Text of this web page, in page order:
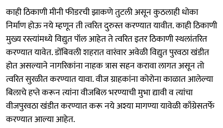
काही ठिकाणी मीनी फीडरची झाकणे तुटली असून कुठलाही धोका
निर्माण होऊ नये म्हणून ती त्वरित दुरुस्त करण्यात यावीत. काही ठिकाणी
मुख्य रस्त्यांमध्ये विद्युत पॉल आहेत ते त्वरित इतर ठिकाणी स्थलांतरित
करण्यात यावेत. डोंबिवली शहरात वारंवार अवेळी विद्युत पुरवठा खंडीत
होत असल्याने नागरिकांना नाहक त्रास सहन करावा लागत असून तो
त्वरित सुरळीत करण्यात यावा. वीज ग्राहकांना कोरोना काळात आलेल्या
बिलाचे हप्ते करून त्यांना वीजबिल भरण्याची मुभा द्यावी व त्यांचा
वीजपुरवठा खंडीत करण्यात करू नये अश्या मागण्या यावेळी काँग्रेसतर्फे
करण्यात आल्या आहेत.